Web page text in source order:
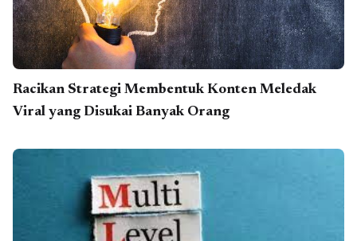
Racikan Strategi Membentuk Konten Meledak
Viral yang Disukai Banyak Orang